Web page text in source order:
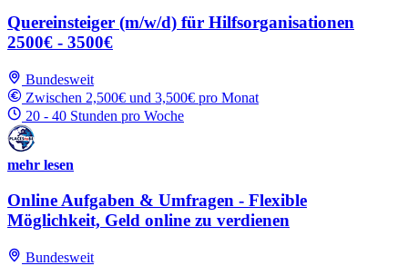
Quereinsteiger (m/w/d) für Hilfsorganisationen
2500€ - 3500€
Bundesweit
Zwischen 2,500€ und 3,500€ pro Monat
20 - 40 Stunden pro Woche
mehr lesen
Online Aufgaben & Umfragen - Flexible
Möglichkeit, Geld online zu verdienen
Bundesweit